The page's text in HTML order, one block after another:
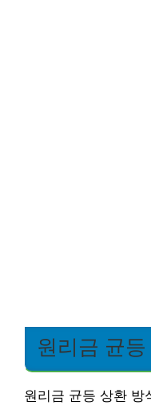
원리금 균
원리금 균등 상환 방